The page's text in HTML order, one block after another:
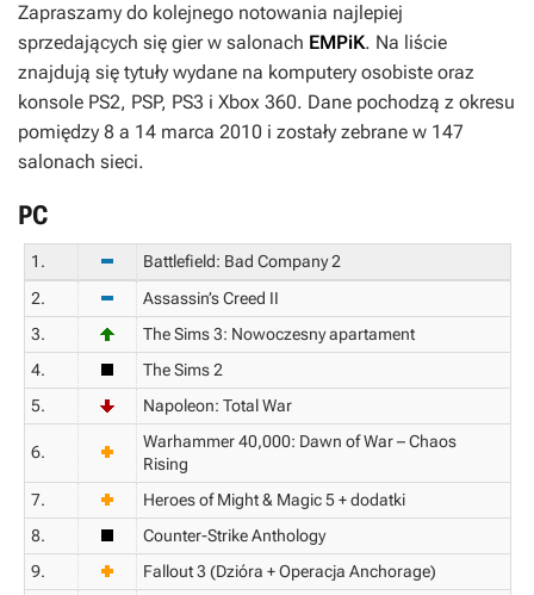
Zapraszamy do kolejnego notowania najlepiej
sprzedających się gier w salonach EMPiK. Na liście
znajdują się tytuły wydane na komputery osobiste oraz
konsole PS2, PSP, PS3 i Xbox 360. Dane pochodzą z okresu
pomiędzy 8 a 14 marca 2010 i zostały zebrane w 147
salonach sieci.
PC
1.
Battlefield: Bad Company 2
2.
Assassin’s Creed II
3.
The Sims 3: Nowoczesny apartament
4.
The Sims 2
5.
Napoleon: Total War
6.
Warhammer 40,000: Dawn of War – Chaos
Rising
7.
Heroes of Might & Magic 5 + dodatki
8.
Counter-Strike Anthology
9.
Fallout 3 (Dzióra + Operacja Anchorage)